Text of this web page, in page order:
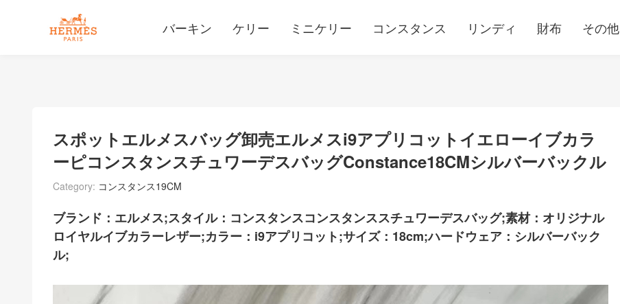
バーキン ケリー ミニケリー コンスタンス リンディ 財布 その他
スポットエルメスバッグ卸売エルメスi9アプリコットイエローイブカラ
ーピコンスタンスチュワーデスバッグConstance18CMシルバーバックル
Category: コンスタンス19CM
ブランド：エルメス;スタイル：コンスタンスコンスタンススチュワーデスバッグ;素材：オリジナル
ロイヤルイブカラーレザー;カラー：i9アプリコット;サイズ：18cm;ハードウェア：シルバーバック
ル;